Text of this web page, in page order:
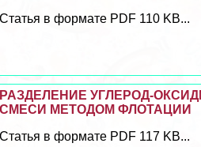
Статья в формате PDF 110 KB...
РАЗДЕЛЕНИЕ УГЛЕРОД-
СМЕСИ МЕТОДОМ ФЛОТАЦИИ
Статья в формате PDF 117 KB...